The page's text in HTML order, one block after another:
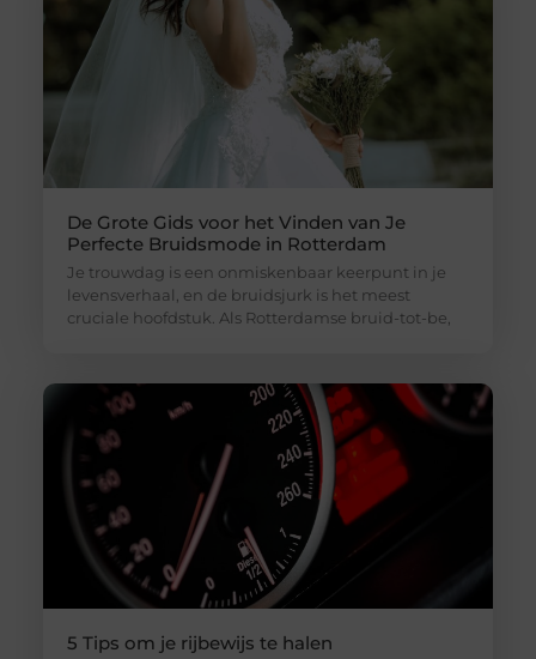
De Grote Gids voor het Vinden van Je
Perfecte Bruidsmode in Rotterdam
Je trouwdag is een onmiskenbaar keerpunt in je
levensverhaal, en de bruidsjurk is het meest
cruciale hoofdstuk. Als Rotterdamse bruid-tot-be,
5 Tips om je rijbewijs te halen